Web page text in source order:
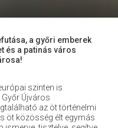
a győri emberek
és a patinás város
szinten is
Újváros
az öt történelmi
öt közösség élt egymás